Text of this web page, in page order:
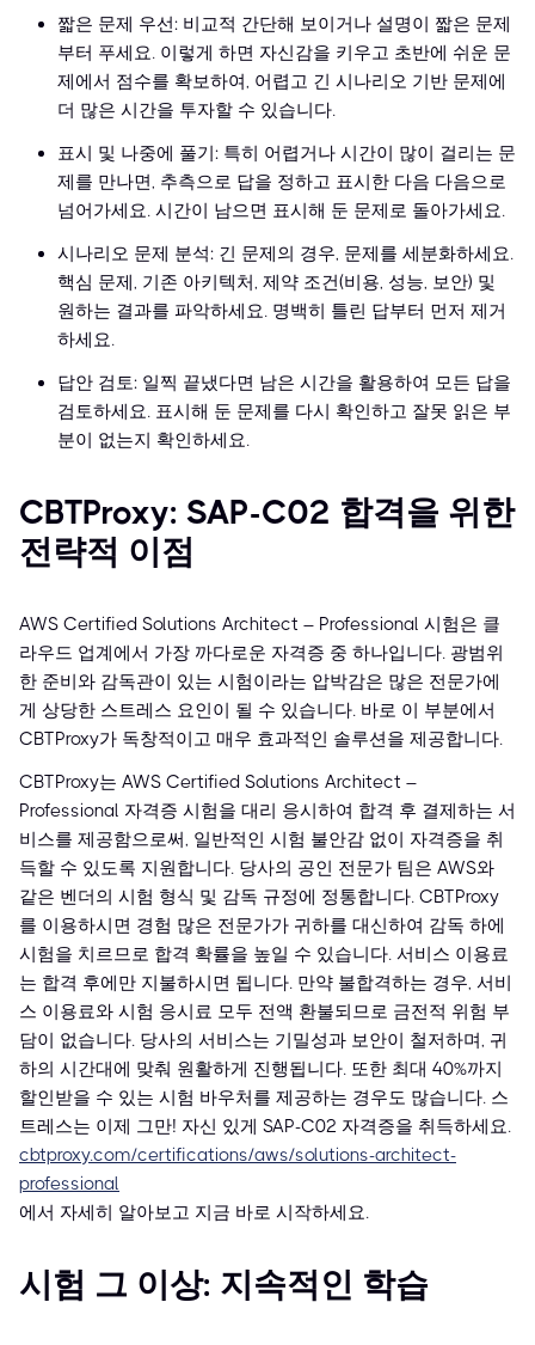
짧은 문제 우선: 비교적 간단해 보이거나 설명이 짧은 문제
부터 푸세요. 이렇게 하면 자신감을 키우고 초반에 쉬운 문
제에서 점수를 확보하여, 어렵고 긴 시나리오 기반 문제에
더 많은 시간을 투자할 수 있습니다.
표시 및 나중에 풀기: 특히 어렵거나 시간이 많이 걸리는 문
제를 만나면, 추측으로 답을 정하고 표시한 다음 다음으로
넘어가세요. 시간이 남으면 표시해 둔 문제로 돌아가세요.
시나리오 문제 분석: 긴 문제의 경우, 문제를 세분화하세요.
핵심 문제, 기존 아키텍처, 제약 조건(비용, 성능, 보안) 및
원하는 결과를 파악하세요. 명백히 틀린 답부터 먼저 제거
하세요.
답안 검토: 일찍 끝냈다면 남은 시간을 활용하여 모든 답을
검토하세요. 표시해 둔 문제를 다시 확인하고 잘못 읽은 부
분이 없는지 확인하세요.
CBTProxy: SAP-C02 합격을 위한
전략적 이점
AWS Certified Solutions Architect – Professional 시험은 클
라우드 업계에서 가장 까다로운 자격증 중 하나입니다. 광범위
한 준비와 감독관이 있는 시험이라는 압박감은 많은 전문가에
게 상당한 스트레스 요인이 될 수 있습니다. 바로 이 부분에서
CBTProxy가 독창적이고 매우 효과적인 솔루션을 제공합니다.
CBTProxy는 AWS Certified Solutions Architect –
Professional 자격증 시험을 대리 응시하여 합격 후 결제하는 서
비스를 제공함으로써, 일반적인 시험 불안감 없이 자격증을 취
득할 수 있도록 지원합니다. 당사의 공인 전문가 팀은 AWS와
같은 벤더의 시험 형식 및 감독 규정에 정통합니다. CBTProxy
를 이용하시면 경험 많은 전문가가 귀하를 대신하여 감독 하에
시험을 치르므로 합격 확률을 높일 수 있습니다. 서비스 이용료
는 합격 후에만 지불하시면 됩니다. 만약 불합격하는 경우, 서비
스 이용료와 시험 응시료 모두 전액 환불되므로 금전적 위험 부
담이 없습니다. 당사의 서비스는 기밀성과 보안이 철저하며, 귀
하의 시간대에 맞춰 원활하게 진행됩니다. 또한 최대 40%까지
할인받을 수 있는 시험 바우처를 제공하는 경우도 많습니다. 스
트레스는 이제 그만! 자신 있게 SAP-C02 자격증을 취득하세요.
cbtproxy.com/certifications/aws/solutions-architect-
professional
에서 자세히 알아보고 지금 바로 시작하세요.
시험 그 이상: 지속적인 학습